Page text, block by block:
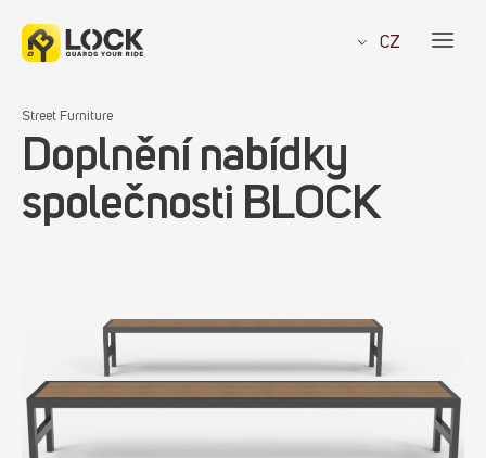
obsah
CZ
Street Furniture
Doplnění nabídky
společnosti BLOCK